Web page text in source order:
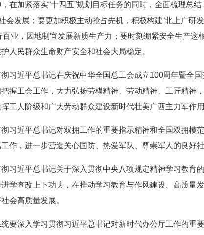
在加紧落实“十四五”规划目标任务的同时，全面梳理总
会发展；要更加积极主动抢占先机，积极构建“北上广
百业，因地制宜发展新质生产力；要时刻绷紧安全生产
人民群众生命财产安全和社会大局稳定。
习近平总书记在庆祝中华全国总工会成立100周年暨全
握工会工作，大力弘扬劳模精神、劳动精神、工匠精
工人阶级和广大劳动群众建设新时代壮美广西主力军作用
习近平总书记对双拥工作的重要指示精神和全国双拥
作，进一步营造关心国防、热爱军队、尊崇军人的良好
习近平总书记关于深入贯彻中央八项规定精神学习教育
学查改上下功夫，在推动学习教育与作风建设、高质
会高质量发展。
要深入学习贯彻习近平总书记对新时代办公厅工作的重